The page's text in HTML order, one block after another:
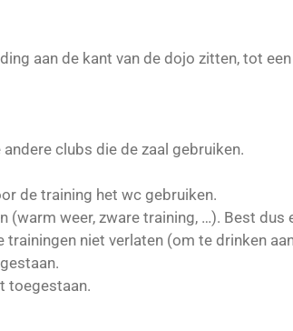
aan de kant van de dojo zitten, tot
clubs die de zaal gebruiken.
de training het wc gebruiken.
(warm weer, zware training, …). Best dus
niet verlaten (om te drinken
toegestaan.